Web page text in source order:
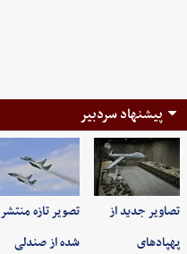
پیشنهاد سردبیر
تصاویر جدید از
پهپادهای
تصویر تازه منتشر
شده از صندلی